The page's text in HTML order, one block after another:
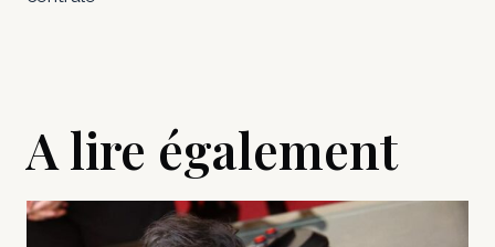
A lire également